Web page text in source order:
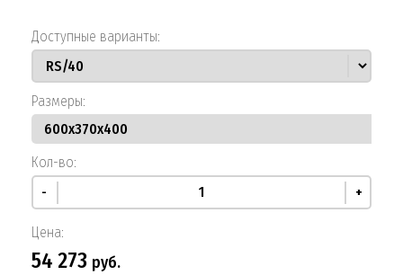
Доступные варианты:
Размеры:
Кол-во:
- +
Цена:
54 273 руб.